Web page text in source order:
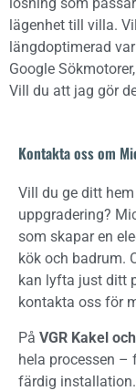
lägenhet till villa.
längdoptimerad
Google
Vill du att jag gör
Kontakta oss om
Vill du ge ditt
uppgradering?
som skapar en
kök och badrum.
kan lyfta just ditt
kontakta oss för
På VGR Kakel
hela processen
färdig